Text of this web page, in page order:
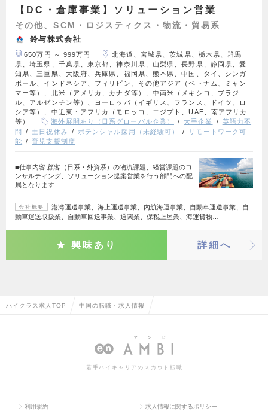
【DC・倉庫事業】ソリューション営業
その他、SCM・ロジスティクス・物流・貿易系
鈴与株式会社
650万円 ～ 999万円
北海道、宮城県、茨城県、栃木県、群馬
県、埼玉県、千葉県、東京都、神奈川県、山梨県、長野県、静岡県、愛
知県、三重県、大阪府、兵庫県、福岡県、熊本県、中国、タイ、シンガ
ポール、インドネシア、フィリピン、その他アジア（ベトナム、ミャン
マー等）、北米（アメリカ、カナダ等）、中南米（メキシコ、ブラジ
ル、アルゼンチン等）、ヨーロッパ（イギリス、フランス、ドイツ、ロ
シア等）、中近東・アフリカ（モロッコ、エジプト、UAE、南アフリカ
等）
海外展開あり（日系グローバル企業） 大手企業
英語力不
問
土日祝休み ポテンシャル採用（未経験可）
リモートワーク可
能
育児支援制度
■仕事内容 顧客（日系・外資系）の物流課題、経営課題のコ
ンサルティング、ソリューション提案営業を行う部門への配
属となります…
会社概要
港湾運送事業、海上運送事業、内航海運事業、自動車運送事業、自
動車運送取扱業、自動車回送事業、通関業、保税上屋業、海運貨物…
興味あり 詳細へ
ハイクラス求人TOP 中国の転職・求人情報
若手ハイキャリアのスカウト転職
利用規約 求人情報に関するポリシー